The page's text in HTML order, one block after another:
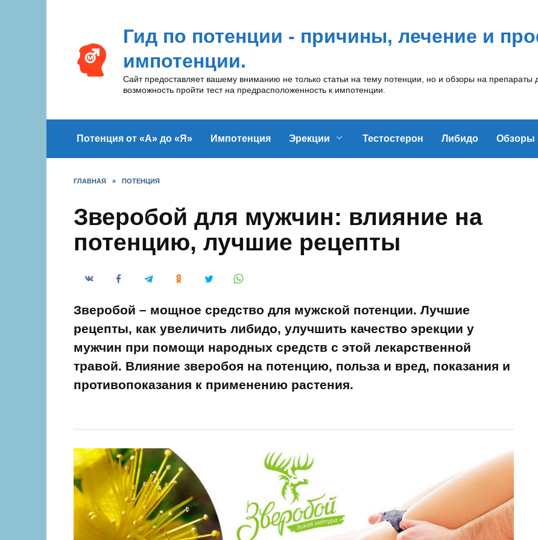
Гид по потенции - причины, лечение и
импотенции.
Сайт предоставляет вашему вниманию не только статьи на тему потенции, но и обзоры на препараты
возможность пройти тест на предрасположенность к импотенции.
Потенция от «А» до «Я» Импотенция Эрекции Тестостерон Либидо Обзоры
ГЛАВНАЯ » ПОТЕНЦИЯ
Зверобой для мужчин: влияние на
потенцию, лучшие рецепты
Зверобой – мощное средство для мужской потенции. Лучшие
рецепты, как увеличить либидо, улучшить качество эрекции у
мужчин при помощи народных средств с этой лекарственной
травой. Влияние зверобоя на потенцию, польза и вред, показания и
противопоказания к применению растения.